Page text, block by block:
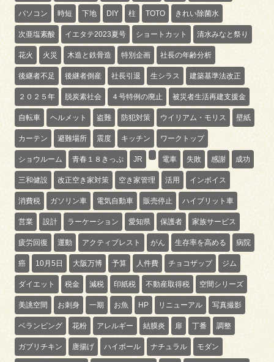
パソコン 時短 下地 DIY 柱 TOTO きれい除菌水
次亜塩素酸 イエタテ2023夏号 ショートカット 清水みなと祭り
花火 火災 木造と鉄骨造 特別企画 社長の年齢分析
後継者不足 後継者倒産 社長引退 生シラス 建築基準法改正
２０２５年 脱炭素社会 ４号特例の廃止 被災者生活再建支援金
自転車 ヘルメット 盗難 防犯対策 ウイリアム・モリス 壁紙
カーテン 避難場所 震度 キッチン ワークトップ
ショウルーム 青春１８きっぷ JR 電車 失敗 感謝 成功
三和健設 改正空き家対策 空き家管理 活用 インボイス
消費税 ガソリン車 電気自動車 販売停止 ハイブリット車
営業 設計 ラーケーション 愛知県 保護者 家族サービス
疲労回復 運動 アクティブレスト がん 生存率を高める 病院
癌 10月5日 大阪万博 予算 人件費 チョコザップ ジム
ダイエット 税金 減税 印紙税 不動産取得税 空間シリーズ
美誂空間 お刺身 一期 お魚 HP リニューアル 写真撮影
ベランピング 花粉 アレルギー 結膜炎 扉 丁番 調整
ガブリチキン 唐揚げ ハイボール ナチュラル モダン